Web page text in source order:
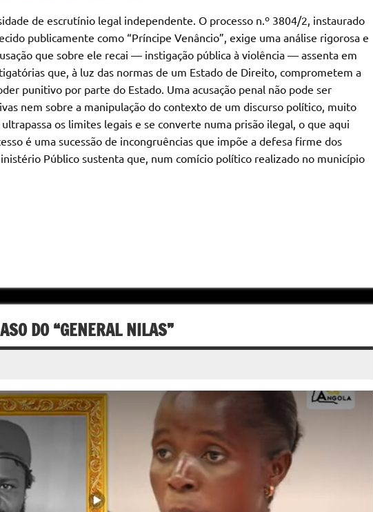
de escrutínio legal independente. O processo n.º 3804/2, instaurado
publicamente como “Príncipe Venâncio”, exige uma análise rigorosa e
que sobre ele recai — instigação pública à violência — assenta em
que, à luz das normas de um Estado de Direito, comprometem a
punitivo por parte do Estado. Uma acusação penal não pode ser
nem sobre a manipulação do contexto de um discurso político, muito
os limites legais e se converte numa prisão ilegal, o que aqui
é uma sucessão de incongruências que impõe a defesa firme dos
Público sustenta que, num comício político realizado no município
DO “GENERAL NILAS”